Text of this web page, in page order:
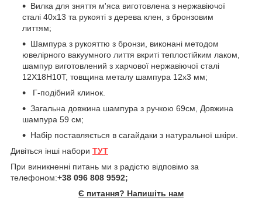
Вилка для зняття м'яса виготовлена з нержавіючої
сталі 40х13 та рукояті з дерева клен, з бронзовим
литтям;
Шампура з рукояттю з бронзи, виконані методом
ювелірного вакуумного лиття вкриті теплостійким лаком,
шампур виготовлений з харчової нержавіючої сталі
12Х18Н10Т, товщина металу шампура 12х3 мм;
Г-подібний клинок.
Загальна довжина шампура з ручкою 69см, Довжина
шампура 59 см;
Набір поставляється в сагайдаки з натуральної шкіри.
Дивіться інші набори ТУТ
При виникненні питань ми з радістю відповімо за
телефоном:+38 096 808 9592;
Є питання? Напишіть нам